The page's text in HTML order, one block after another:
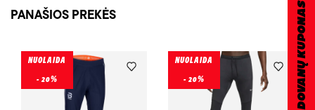
PANAŠIOS PREKĖS
NUOLAIDA
- 20%
NUOLAIDA
- 20% DOVANŲ KUPONAS